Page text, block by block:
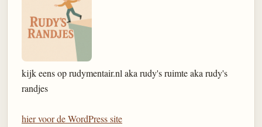
kijk eens op rudymentair.nl aka rudy's ruimte aka rudy's
randjes
hier voor de WordPress site